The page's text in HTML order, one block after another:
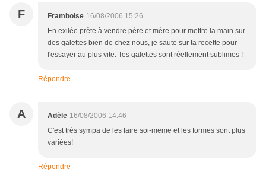
F Framboise 16/08/2006 15:26
En exilée prête à vendre père et mère pour mettre la main sur
des galettes bien de chez nous, je saute sur ta recette pour
l'essayer au plus vite. Tes galettes sont réellement sublimes !
Répondre
A Adèle 16/08/2006 14:46
C'est très sympa de les faire soi-meme et les formes sont plus
variées!
Répondre